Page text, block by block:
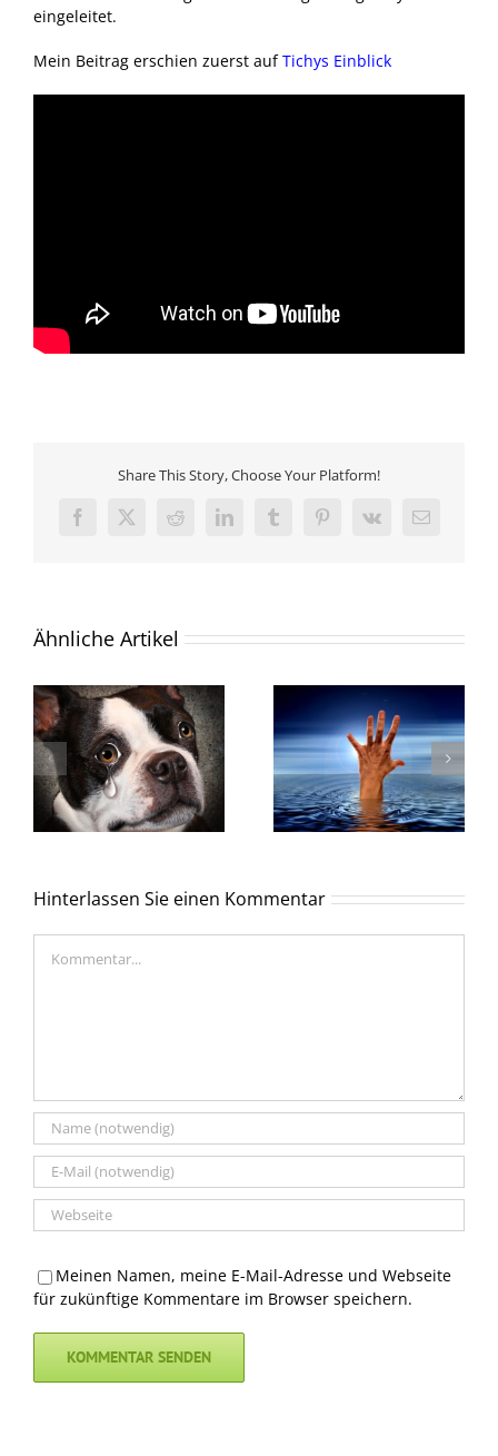
eingeleitet.
Mein Beitrag erschien zuerst aufTichys Einblick
Share This Story, Choose Your Platform!
Facebook
X RedditLinkedInTumblrPinterest
Vk
E-
Ähnliche Artikel
Hinterlassen Sie einen Kommentar
Meinen Namen, meine E-Mail-Adresse und Webseite
für zukünftige Kommentare im Browser speichern.